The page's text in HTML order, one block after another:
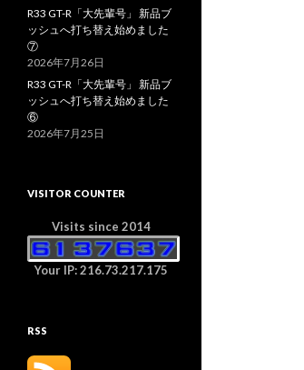
R33 GT-R「大先輩号」 新品ブ
ッシュへ打ち替え始めました
⑦
2026年7月26日
R33 GT-R「大先輩号」 新品ブ
ッシュへ打ち替え始めました
⑥
2026年7月25日
VISITOR COUNTER
Visits since 2014
Your IP: 216.73.217.175
RSS